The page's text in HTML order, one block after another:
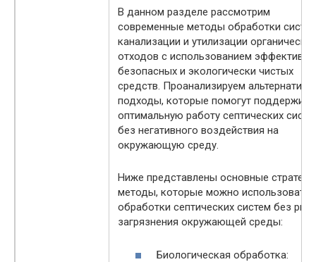
В данном разделе рассмотрим
современные методы обработки
канализации и утилизации органических
отходов с использованием
безопасных и экологически чистых
средств. Проанализируем
подходы, которые помогут
оптимальную работу септических
без негативного воздействия на
окружающую среду.
Ниже представлены основные
методы, которые можно использовать
обработки септических систем без
загрязнения окружающей среды:
Биологическая обработка: